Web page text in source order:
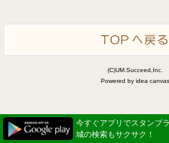
(C)UM.Succeed,Inc.
Powered by idea canvas
今すぐアプリでスタンプ
城の検索もサクサク！